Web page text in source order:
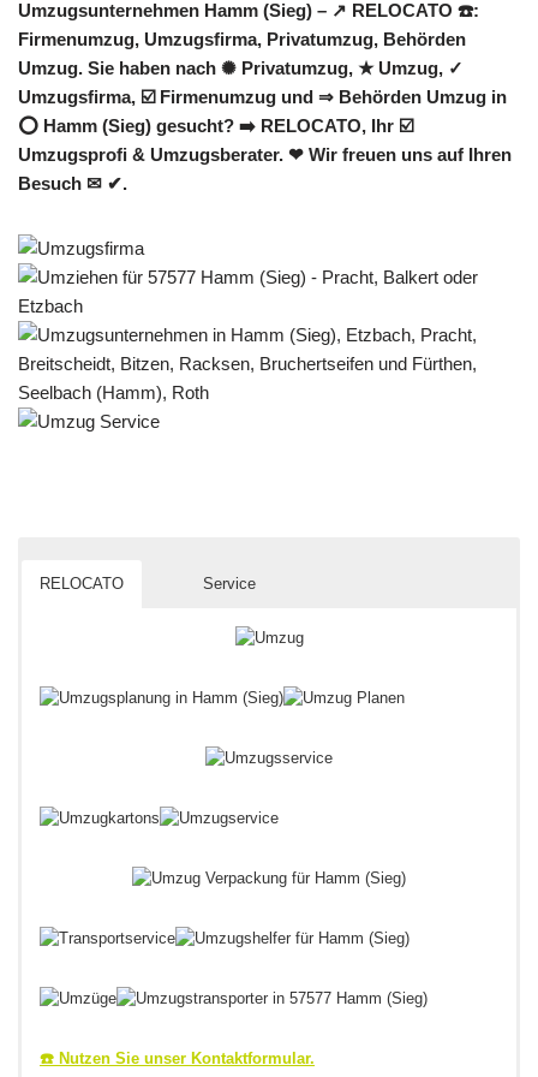
Umzugsunternehmen Hamm (Sieg) – ↗️ RELOCATO ☎️:
Firmenumzug, Umzugsfirma, Privatumzug, Behörden
Umzug. Sie haben nach ✺ Privatumzug, ★ Umzug, ✓
Umzugsfirma, ☑️ Firmenumzug und ⇒ Behörden Umzug in
⭕ Hamm (Sieg) gesucht? ➡️ RELOCATO, Ihr ☑️
Umzugsprofi & Umzugsberater. ❤ Wir freuen uns auf Ihren
Besuch ✉ ✔.
RELOCATO Service
☎️ Nutzen Sie unser Kontaktformular.